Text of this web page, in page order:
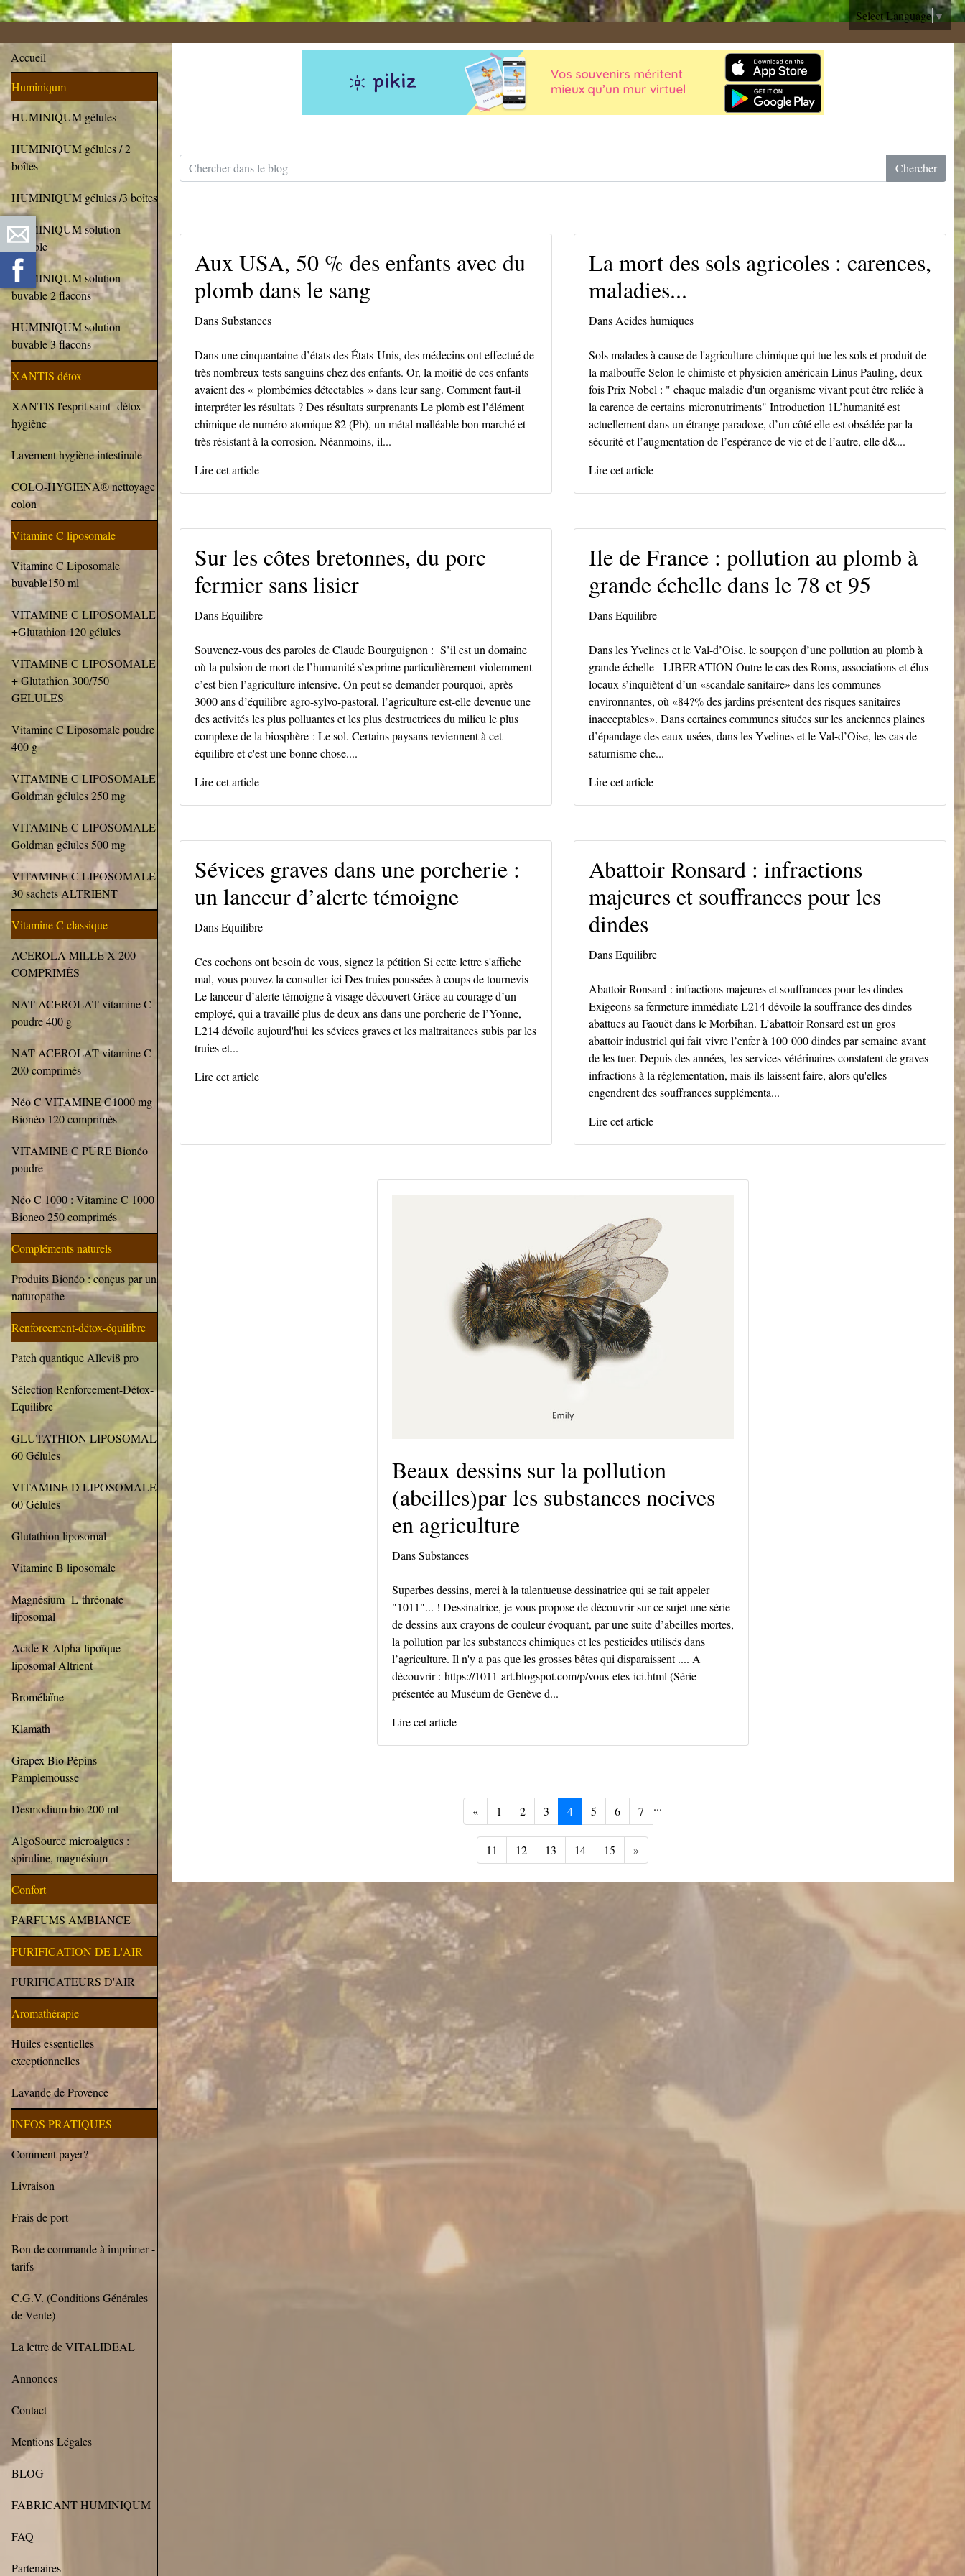
Select Language▼
Accueil
Huminiqum
HUMINIQUM gélules
HUMINIQUM gélules / 2
boîtes
HUMINIQUM gélules /3 boîtes
HUMINIQUM solution
buvable
HUMINIQUM solution
buvable 2 flacons
HUMINIQUM solution
buvable 3 flacons
XANTIS détox
XANTIS l'esprit saint -détox-
hygiène
Lavement hygiène intestinale
COLO-HYGIENA® nettoyage
colon
Vitamine C liposomale
Vitamine C Liposomale
buvable150 ml
VITAMINE C LIPOSOMALE
+Glutathion 120 gélules
VITAMINE C LIPOSOMALE
+ Glutathion 300/750
GELULES
Vitamine C Liposomale poudre
400 g
VITAMINE C LIPOSOMALE
Goldman gélules 250 mg
VITAMINE C LIPOSOMALE
Goldman gélules 500 mg
VITAMINE C LIPOSOMALE
30 sachets ALTRIENT
Vitamine C classique
ACEROLA MILLE X 200
COMPRIMÉS
NAT ACEROLAT vitamine C
poudre 400 g
NAT ACEROLAT vitamine C
200 comprimés
Néo C VITAMINE C1000 mg
Bionéo 120 comprimés
VITAMINE C PURE Bionéo
poudre
Néo C 1000 : Vitamine C 1000
Bioneo 250 comprimés
Compléments naturels
Produits Bionéo : conçus par un
naturopathe
Renforcement-détox-équilibre
Patch quantique Allevi8 pro
Sélection Renforcement-Détox-
Equilibre
GLUTATHION LIPOSOMAL
60 Gélules
VITAMINE D LIPOSOMALE
60 Gélules
Glutathion liposomal
Vitamine B liposomale
Magnésium L-thréonate
liposomal
Acide R Alpha-lipoïque
liposomal Altrient
Bromélaïne
Klamath
Grapex Bio Pépins
Pamplemousse
Desmodium bio 200 ml
AlgoSource microalgues :
spiruline, magnésium
Confort
PARFUMS AMBIANCE
PURIFICATION DE L'AIR
PURIFICATEURS D'AIR
Aromathérapie
Huiles essentielles
exceptionnelles
Lavande de Provence
INFOS PRATIQUES
Comment payer?
Livraison
Frais de port
Bon de commande à imprimer -
tarifs
C.G.V. (Conditions Générales
de Vente)
La lettre de VITALIDEAL
Annonces
Contact
Mentions Légales
BLOG
FABRICANT HUMINIQUM
FAQ
Partenaires
Aux USA, 50 % des enfants avec du
plomb dans le sang
DansSubstances
Dans une cinquantaine d’états des États-Unis, des médecins ont effectué de
très nombreux tests sanguins chez des enfants. Or, la moitié de ces enfants
avaient des « plombémies détectables » dans leur sang. Comment faut-il
interpréter les résultats ? Des résultats surprenants Le plomb est l’élément
chimique de numéro atomique 82 (Pb), un métal malléable bon marché et
très résistant à la corrosion. Néanmoins, il...
Lire cet article
La mort des sols agricoles : carences,
maladies...
Dans Acides humiques
Sols malades à cause de l'agriculture chimique qui tue les sols et produit de
la malbouffe Selon le chimiste et physicien américain Linus Pauling, deux
fois Prix Nobel : " chaque maladie d'un organisme vivant peut être reliée à
la carence de certains micronutriments" Introduction 1L’humanité est
actuellement dans un étrange paradoxe, d’un côté elle est obsédée par la
sécurité et l’augmentation de l’espérance de vie et de l’autre, elle d&...
Lire cet article
Sur les côtes bretonnes, du porc
fermier sans lisier
DansEquilibre
Souvenez-vous des paroles de Claude Bourguignon : S’il est un domaine
où la pulsion de mort de l’humanité s’exprime particulièrement violemment
c’est bien l’agriculture intensive. On peut se demander pourquoi, après
3000 ans d’équilibre agro-sylvo-pastoral, l’agriculture est-elle devenue une
des activités les plus polluantes et les plus destructrices du milieu le plus
complexe de la biosphère : Le sol. Certains paysans reviennent à cet
équilibre et c'est une bonne chose....
Lire cet article
Ile de France : pollution au plomb à
grande échelle dans le 78 et 95
DansEquilibre
Dans les Yvelines et le Val-d’Oise, le soupçon d’une pollution au plomb à
grande échelle LIBERATION Outre le cas des Roms, associations et élus
locaux s’inquiètent d’un «scandale sanitaire» dans les communes
environnantes, où «84?% des jardins présentent des risques sanitaires
inacceptables». Dans certaines communes situées sur les anciennes plaines
d’épandage des eaux usées, dans les Yvelines et le Val-d’Oise, les cas de
saturnisme che...
Lire cet article
Sévices graves dans une porcherie :
un lanceur d’alerte témoigne
DansEquilibre
Ces cochons ont besoin de vous, signez la pétition Si cette lettre s'affiche
mal, vous pouvez la consulter ici Des truies poussées à coups de tournevis
Le lanceur d’alerte témoigne à visage découvert Grâce au courage d’un
employé, qui a travaillé plus de deux ans dans une porcherie de l’Yonne,
L214 dévoile aujourd'hui les sévices graves et les maltraitances subis par les
truies et...
Lire cet article
Abattoir Ronsard : infractions
majeures et souffrances pour les
dindes
DansEquilibre
Abattoir Ronsard : infractions majeures et souffrances pour les dindes
Exigeons sa fermeture immédiate L214 dévoile la souffrance des dindes
abattues au Faouët dans le Morbihan. L’abattoir Ronsard est un gros
abattoir industriel qui fait vivre l’enfer à 100 000 dindes par semaine avant
de les tuer. Depuis des années, les services vétérinaires constatent de graves
infractions à la réglementation, mais ils laissent faire, alors qu'elles
engendrent des souffrances supplémenta...
Lire cet article
Beaux dessins sur la pollution
(abeilles)par les substances nocives
en agriculture
DansSubstances
Superbes dessins, merci à la talentueuse dessinatrice qui se fait appeler
"1011"... ! Dessinatrice, je vous propose de découvrir sur ce sujet une série
de dessins aux crayons de couleur évoquant, par une suite d’abeilles mortes,
la pollution par les substances chimiques et les pesticides utilisés dans
l’agriculture. Il n'y a pas que les grosses bêtes qui disparaissent .... A
découvrir : https://1011-art.blogspot.com/p/vous-etes-ici.html (Série
présentée au Muséum de Genève d...
Lire cet article
«Précédent
1 2 3 4 5 6 7 ...
11 12 13 14 15 »